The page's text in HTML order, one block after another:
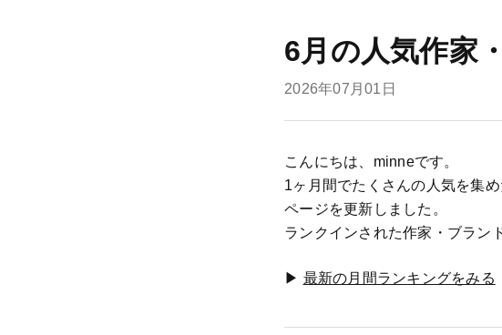
6月の人気作家
2026年07月01日
こんにちは、minneです。
1ヶ月間でたくさんの人気を集
ページを更新しました。
ランクインされた作家・ブラン
▶︎ 最新の月間ランキングをみる